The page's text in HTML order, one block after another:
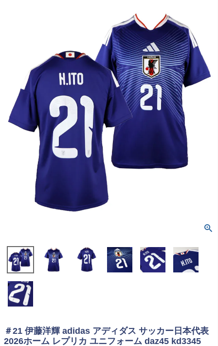
＃21 伊藤洋輝 adidas アディダス サッカー日本代表
2026ホーム レプリカ ユニフォーム daz45 kd3345